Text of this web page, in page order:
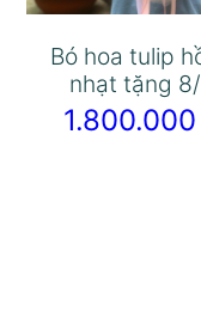
Bó hoa tulip
nhạt tặng
1.800.000